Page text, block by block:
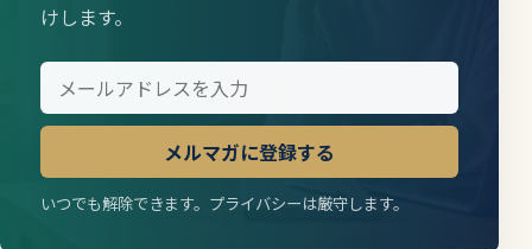
けします。
メルマガに登録する
いつでも解除できます。プライバシーは厳守します。